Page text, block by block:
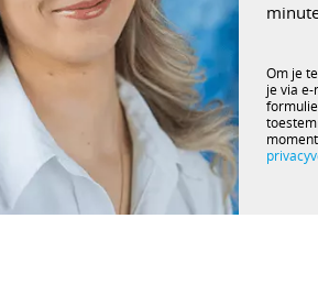
Om je
je via